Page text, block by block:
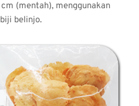
(mentah), menggunakan
belinjo.